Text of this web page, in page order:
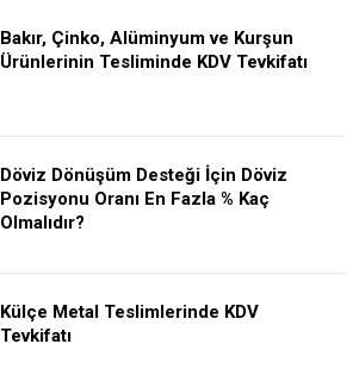
Bakır, Çinko, Alüminyum ve Kurşun
Ürünlerinin Tesliminde KDV Tevkifatı
Döviz Dönüşüm Desteği İçin Döviz
Pozisyonu Oranı En Fazla % Kaç
Olmalıdır?
Külçe Metal Teslimlerinde KDV
Tevkifatı